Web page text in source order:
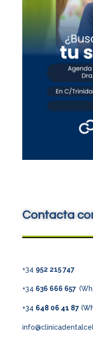
Contacta
+34 952 215 747
+34 636 666 657
+34 648 06 41 87